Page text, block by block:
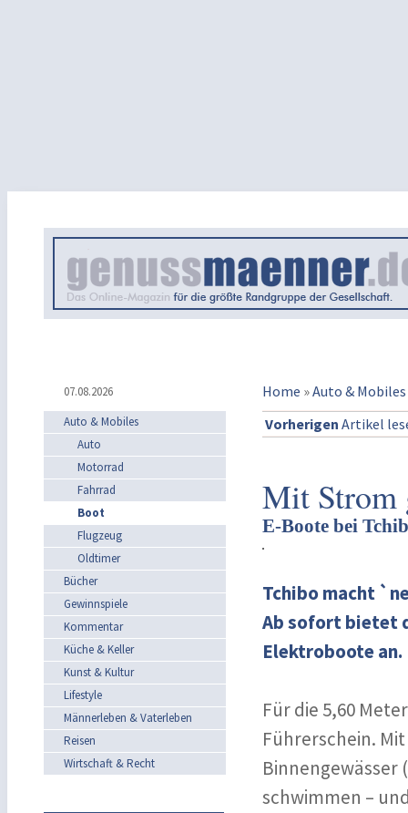
07.08.2026 Home »Auto & Mobiles
Auto & Mobiles
Auto
Motorrad
Fahrrad
Boot
Flugzeug
Oldtimer
Bücher
Gewinnspiele
Kommentar
Küche & Keller
Kunst & Kultur
Lifestyle
Männerleben & Vaterleben
Reisen
Wirtschaft & Recht
Vorherigen Artikel
Mit Strom
E-Boote bei
Tchibo macht
Ab sofort bietet
Elektroboote an.
Für die 5,60
Führerschein.
Binnengewässer
schwimmen –